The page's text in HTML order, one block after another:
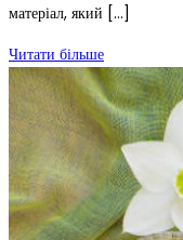
матеріал, який […]
Читати більше